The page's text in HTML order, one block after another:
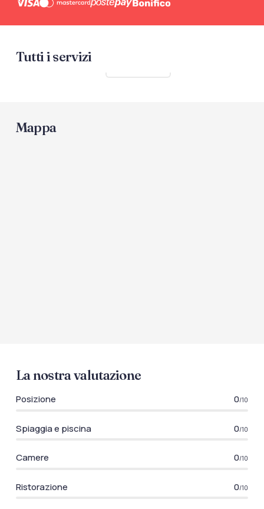
Tutti i servizi
Mappa
La nostra valutazione
Posizione 0/10
Spiaggia e piscina 0/10
Camere 0/10
Ristorazione 0/10